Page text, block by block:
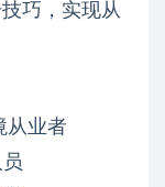
巧，实现从
从业者